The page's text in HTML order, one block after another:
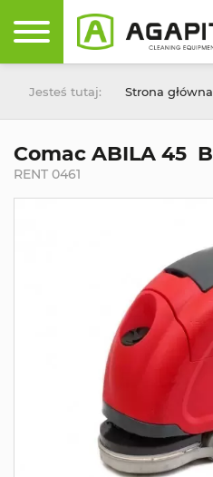
Jesteś tutaj: Strona główna
Comac ABILA 45 B
RENT 0461